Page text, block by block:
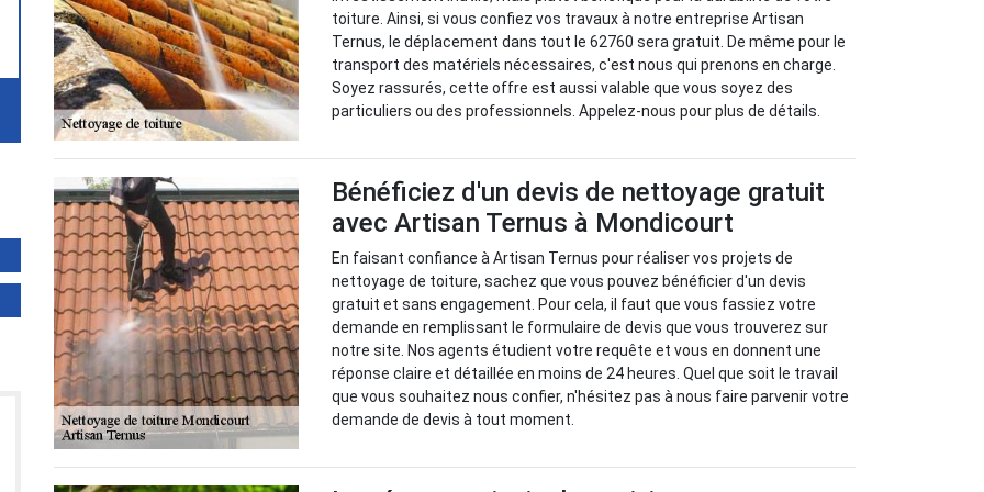
toiture. Ainsi, si vous confiez vos travaux à notre entreprise Artisan
Ternus, le déplacement dans tout le 62760 sera gratuit. De même pour le
transport des matériels nécessaires, c'est nous qui prenons en charge.
Soyez rassurés, cette offre est aussi valable que vous soyez des
particuliers ou des professionnels. Appelez-nous pour plus de détails.
Bénéficiez d'un devis de nettoyage gratuit
avec Artisan Ternus à Mondicourt
En faisant confiance à Artisan Ternus pour réaliser vos projets de
nettoyage de toiture, sachez que vous pouvez bénéficier d'un devis
gratuit et sans engagement. Pour cela, il faut que vous fassiez votre
demande en remplissant le formulaire de devis que vous trouverez sur
notre site. Nos agents étudient votre requête et vous en donnent une
réponse claire et détaillée en moins de 24 heures. Quel que soit le travail
que vous souhaitez nous confier, n'hésitez pas à nous faire parvenir votre
demande de devis à tout moment.